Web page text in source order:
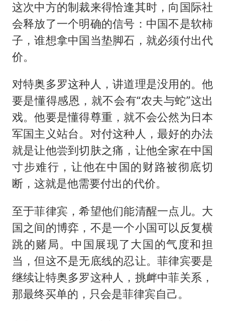
这次中方的制裁来得恰逢其时，向国际社
会释放了一个明确的信号：中国不是软柿
子，谁想拿中国当垫脚石，就必须付出代
价。
对特奥多罗这种人，讲道理是没用的。他
要是懂得感恩，就不会有“农夫与蛇”这出
戏。他要是懂得尊重，就不会公然为日本
军国主义站台。对付这种人，最好的办法
就是让他尝到切肤之痛，让他全家在中国
寸步难行，让他在中国的财路被彻底切
断，这就是他需要付出的代价。
至于菲律宾，希望他们能清醒一点儿。大
国之间的博弈，不是一个小国可以反复横
跳的赌局。中国展现了大国的气度和担
当，但这不是无底线的忍让。菲律宾要是
继续让特奥多罗这种人，挑衅中菲关系，
那最终买单的，只会是菲律宾自己。